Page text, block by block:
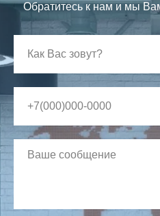
Обратитесь к нам и мы